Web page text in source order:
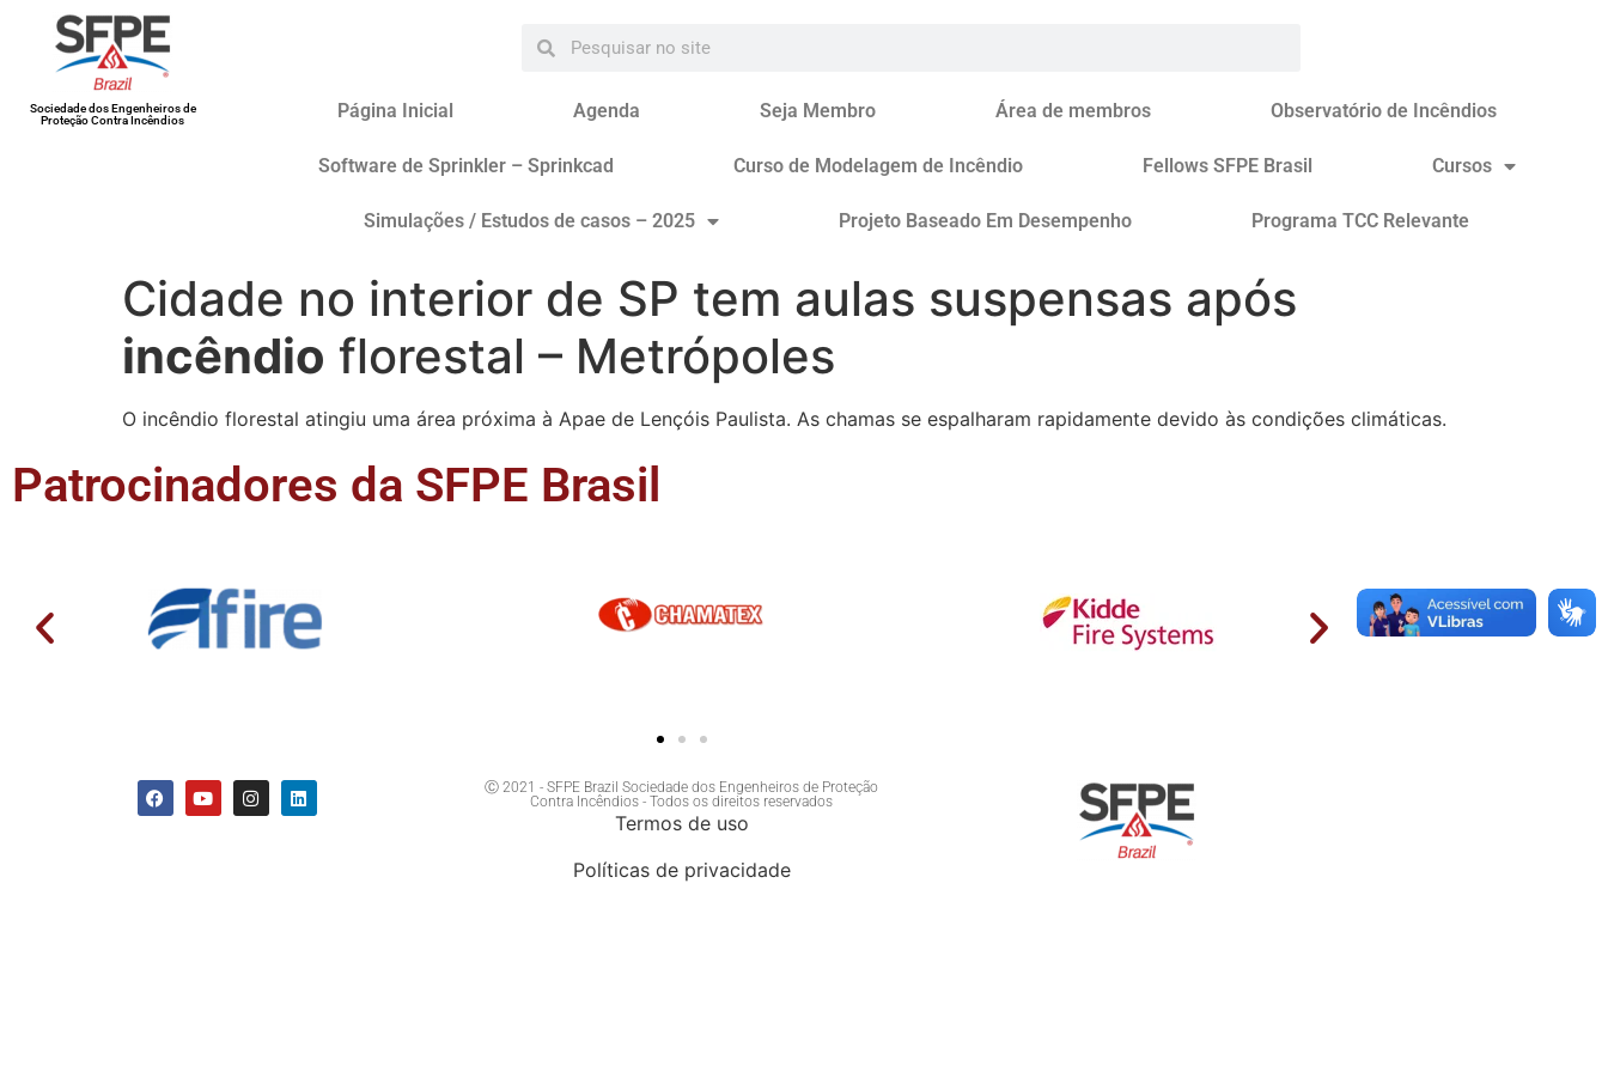
Sociedade dos Engenheiros de
Proteção Contra Incêndios
Página Inicial Agenda Seja Membro Área de membros Observatório de Incêndios
Software de Sprinkler – Sprinkcad Curso de Modelagem de Incêndio Fellows SFPE Brasil Cursos
Simulações / Estudos de casos – 2025 Projeto Baseado Em Desempenho Programa TCC Relevante
Cidade no interior de SP tem aulas suspensas após
incêndio florestal – Metrópoles
O incêndio florestal atingiu uma área próxima à Apae de Lençóis Paulista. As chamas se espalharam rapidamente devido às condições climáticas.
Patrocinadores da SFPE Brasil
Ⓒ 2021 - SFPE Brazil Sociedade dos Engenheiros de Proteção
Contra Incêndios - Todos os direitos reservados
Termos de uso
Políticas de privacidade